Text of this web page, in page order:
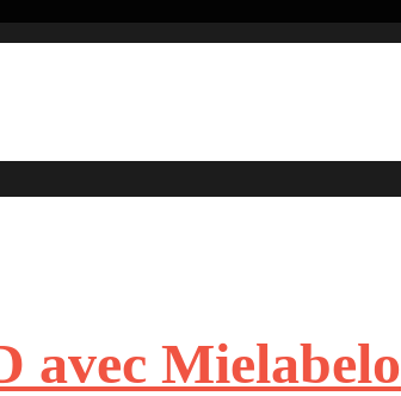
avec Mielabelo